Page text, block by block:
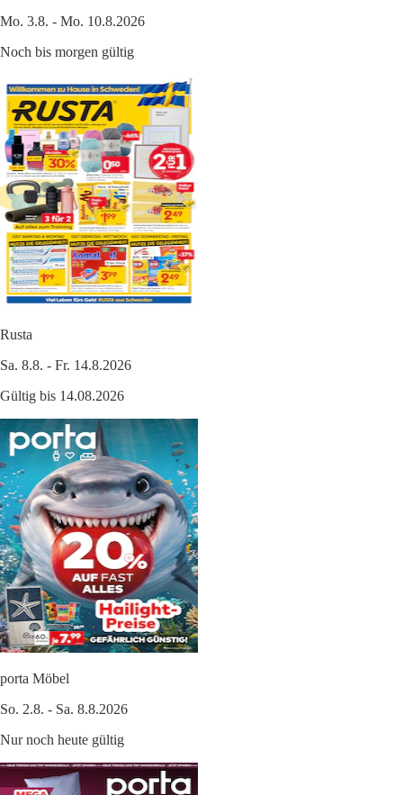
Mo. 3.8. - Mo. 10.8.2026
Noch bis morgen gültig
Rusta
Sa. 8.8. - Fr. 14.8.2026
Gültig bis 14.08.2026
porta Möbel
So. 2.8. - Sa. 8.8.2026
Nur noch heute gültig